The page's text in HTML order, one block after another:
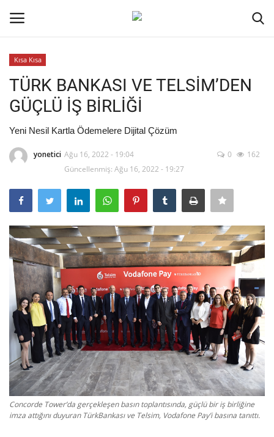
Ana Sayfa
Kodlama
Kripto Para
Galeri
Dil
English Türkçe
Kısa Kısa
TÜRK BANKASI VE TELSİM’DEN
GÜÇLÜ İŞ BİRLİĞİ
Yeni Nesil Kartla Ödemelere Dijital Çözüm
yonetici Ağu 16, 2022 - 19:04
Güncellenmiş: Ağu 16, 2022 - 19:27
0 162
Concorde Tower’da gerçekleşen basın toplantısında, güçlü bir iş birliğine
imza attığını duyuran TürkBankası ve Telsim, Vodafone Pay’i basına tanıttı.